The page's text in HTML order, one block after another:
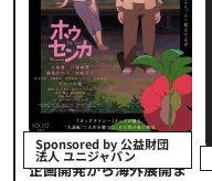
Sponsored by 公益財団
法人 ユニジャパン
企画開発から海外展開ま